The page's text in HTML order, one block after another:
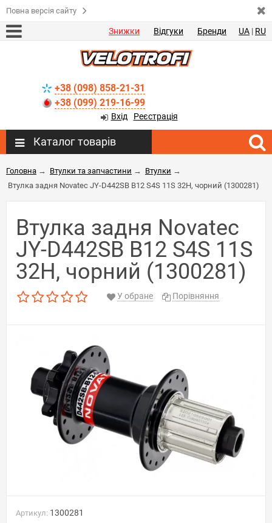
Повна версія сайту
Знижки Відгуки Бренди UA | RU
+38 (098) 858-21-31
+38 (099) 219-16-99
Вхід Реєстрація
Каталог товарів
Головна → Втулки та запчастини → Втулки →
Втулка задня Novatec JY-D442SB B12 S4S 11S 32H, чорний (1300281)
Втулка задня Novatec
JY-D442SB B12 S4S 11S
32H, чорний (1300281)
У обране Порівняння
Артикул: 1300281